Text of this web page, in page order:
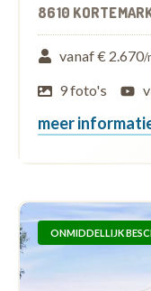
8610
vanaf € 2.670/
9 foto's
meer
ONMIDDELLIJK